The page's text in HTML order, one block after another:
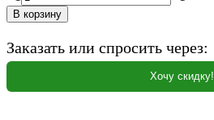
В корзину
Заказать или спросить через:
Хочу скидку!